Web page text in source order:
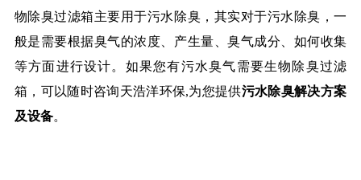
物除臭过滤箱主要用于污水除臭，其实对于污水除臭，一
般是需要根据臭气的浓度、产生量、臭气成分、如何收集
等方面进行设计。如果您有污水臭气需要生物除臭过滤
箱，可以随时咨询天浩洋环保,为您提供污水除臭解决方案
及设备。